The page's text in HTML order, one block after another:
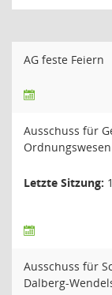
AG feste Feiern
Ausschuss für
Letzte Sitzung:
Ausschuss für
Dalberg-